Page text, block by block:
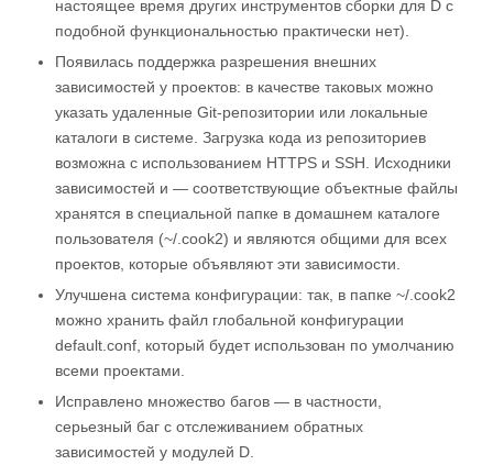
настоящее время других инструментов сборки для D с
подобной функциональностью практически нет).
Появилась поддержка разрешения внешних
зависимостей у проектов: в качестве таковых можно
указать удаленные Git-репозитории или локальные
каталоги в системе. Загрузка кода из репозиториев
возможна с использованием HTTPS и SSH. Исходники
зависимостей и — соответствующие объектные файлы
хранятся в специальной папке в домашнем каталоге
пользователя (~/.cook2) и являются общими для всех
проектов, которые объявляют эти зависимости.
Улучшена система конфигурации: так, в папке ~/.cook2
можно хранить файл глобальной конфигурации
default.conf, который будет использован по умолчанию
всеми проектами.
Исправлено множество багов — в частности,
серьезный баг с отслеживанием обратных
зависимостей у модулей D.